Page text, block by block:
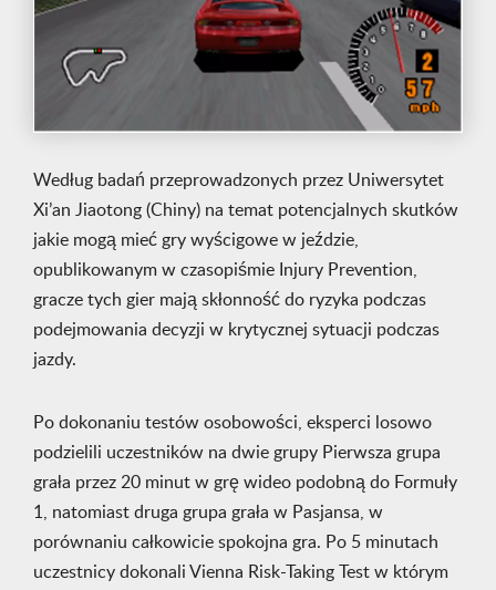
Według badań przeprowadzonych przez Uniwersytet
Xi’an Jiaotong (Chiny) na temat potencjalnych skutków
jakie mogą mieć gry wyścigowe w jeździe,
opublikowanym w czasopiśmie Injury Prevention,
gracze tych gier mają skłonność do ryzyka podczas
podejmowania decyzji w krytycznej sytuacji podczas
jazdy.
Po dokonaniu testów osobowości, eksperci losowo
podzielili uczestników na dwie grupy Pierwsza grupa
grała przez 20 minut w grę wideo podobną do Formuły
1, natomiast druga grupa grała w Pasjansa, w
porównaniu całkowicie spokojna gra. Po 5 minutach
uczestnicy dokonali Vienna Risk-Taking Test w którym